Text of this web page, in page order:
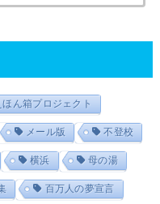
ほん箱プロジェクト
メール版 不登校
横浜 母の湯
百万人の夢宣言